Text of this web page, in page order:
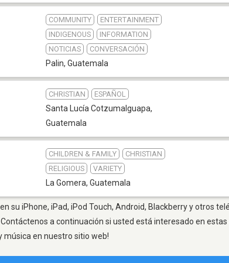
COMMUNITY
ENTERTAINMENT
INDIGENOUS
INFORMATION
NOTICIAS
CONVERSACIÓN
Palin, Guatemala
CHRISTIAN ESPAÑOL
Santa Lucía Cotzumalguapa,
Guatemala
CHILDREN & FAMILY
CHRISTIAN
RELIGIOUS
VARIETY
La Gomera, Guatemala
su iPhone, iPad, iPod Touch, Android, Blackberry y otros
a continuación si usted está interesado en
música en nuestro sitio web!